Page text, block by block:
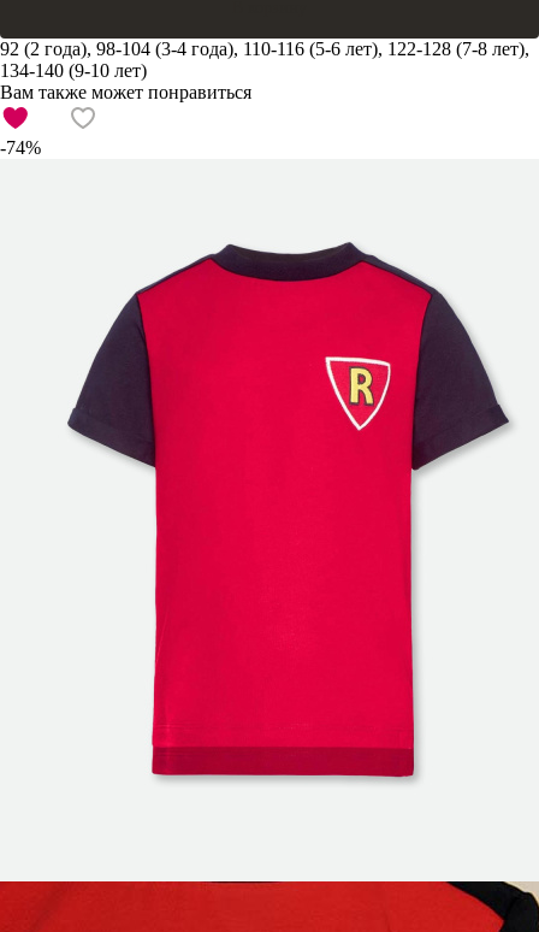
92 (2 года), 98-104 (3-4 года), 110-116 (5-6 лет), 122-128 (7-8 лет),
134-140 (9-10 лет)
Вам также может понравиться
-74%